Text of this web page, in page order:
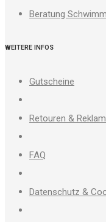
Beratung
WEITERE INFOS
Gutscheine
Retouren &
FAQ
Datenschutz &